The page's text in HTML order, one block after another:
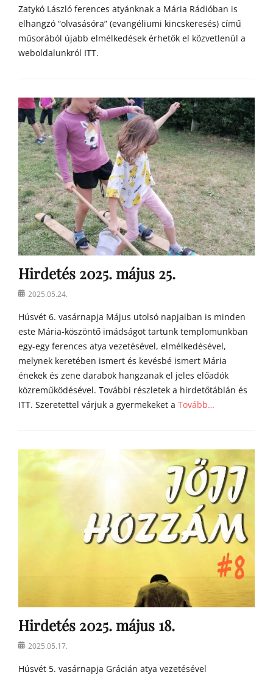
Zatykó László ferences atyánknak a Mária Rádióban is
elhangzó “olvasásóra” (evangéliumi kincskeresés) című
műsorából újabb elmélkedések érhetők el közvetlenül a
weboldalunkról ITT.
í
r
e
k
Hirdetés 2025. május 25.
Posted2025.05.24.
Húsvét 6. vasárnapja Május utolsó napjaiban is minden
este Mária-köszöntő imádságot tartunk templomunkban
egy-egy ferences atya vezetésével, elmélkedésével,
melynek keretében ismert és kevésbé ismert Mária
énekek és zene darabok hangzanak el jeles előadók
közreműködésével. További részletek a hirdetőtáblán és
ITT. Szeretettel várjuk a gyermekeket a Tovább…
r
Hirdetés 2025. május 18.
Posted2025.05.17.
Húsvét 5. vasárnapja Grácián atya vezetésével